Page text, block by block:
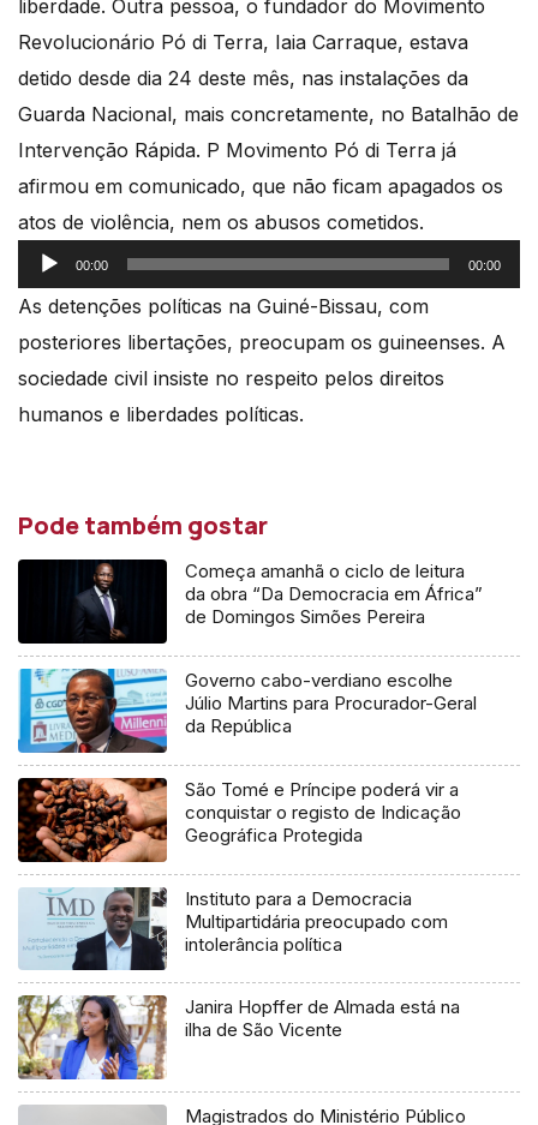
liberdade. Outra pessoa, o fundador do Movimento
Revolucionário Pó di Terra, Iaia Carraque, estava
detido desde dia 24 deste mês, nas instalações da
Guarda Nacional, mais concretamente, no Batalhão de
Intervenção Rápida. P Movimento Pó di Terra já
afirmou em comunicado, que não ficam apagados os
atos de violência, nem os abusos cometidos.
Reprodutor
de
00:00 00:00
As detenções políticas na Guiné-Bissau, com
posteriores libertações, preocupam os guineenses. A
sociedade civil insiste no respeito pelos direitos
humanos e liberdades políticas.
Pode também gostar
Começa amanhã o ciclo de leitura
da obra “Da Democracia em África”
de Domingos Simões Pereira
Governo cabo-verdiano escolhe
Júlio Martins para Procurador-Geral
da República
São Tomé e Príncipe poderá vir a
conquistar o registo de Indicação
Geográfica Protegida
Instituto para a Democracia
Multipartidária preocupado com
intolerância política
Janira Hopffer de Almada está na
ilha de São Vicente
Magistrados do Ministério Público